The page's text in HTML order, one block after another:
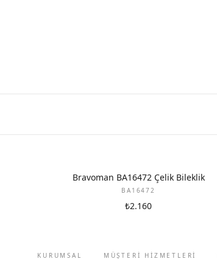
Bravoman BA16472 Çelik Bileklik
BA16472
₺2.160
KURUMSAL MÜŞTERİ HİZMETLERİ